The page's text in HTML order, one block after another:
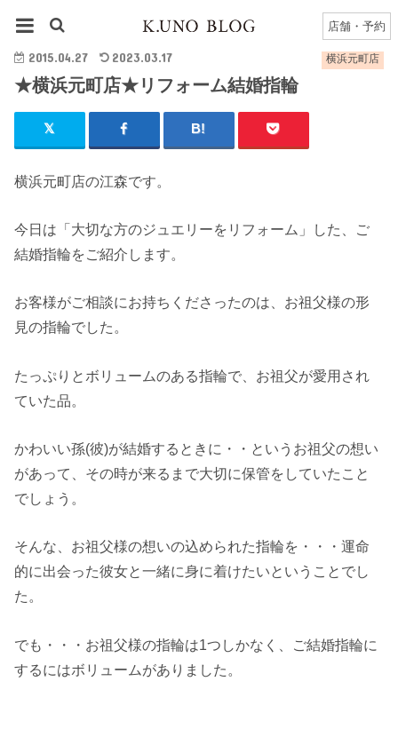
店舗・予約
★横浜元町店★リフォーム結婚指輪
横浜元町店
2015.04.27 2023.03.17
★横浜元町店★リフォーム結婚指輪
横浜元町店の江森です。
今日は「大切な方のジュエリーをリフォーム」した、ご
結婚指輪をご紹介します。
お客様がご相談にお持ちくださったのは、お祖父様の形
見の指輪でした。
たっぷりとボリュームのある指輪で、お祖父が愛用され
ていた品。
かわいい孫(彼)が結婚するときに・・というお祖父の想い
があって、その時が来るまで大切に保管をしていたこと
でしょう。
そんな、お祖父様の想いの込められた指輪を・・・運命
的に出会った彼女と一緒に身に着けたいということでし
た。
でも・・・お祖父様の指輪は1つしかなく、ご結婚指輪に
するにはボリュームがありました。